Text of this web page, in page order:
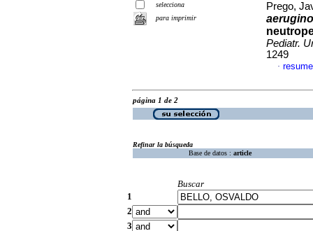
selecciona
para imprimir
Prego,
Pediatr.
1249
·
página 1 de 2
Refinar la búsqueda
Base de datos : article
Buscar
1
2
3